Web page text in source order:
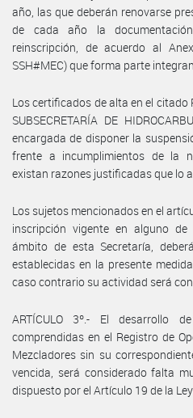
año, las que deberán renovarse
de cada año la
reinscripción, de acuerdo al
SSH#MEC) que forma parte
Los certificados de alta en el
SUBSECRETARÍA DE
encargada de disponer la
frente a incumplimientos de la
existan razones justificadas que lo
Los sujetos mencionados en el
inscripción vigente en alguno
ámbito de esta Secretaría,
establecidas en la presente
caso contrario su actividad será
ARTÍCULO 3º.- El desarrollo
comprendidas en el Registro de
Mezcladores sin su
vencida, será considerado falta
dispuesto por el Artículo 19 de la